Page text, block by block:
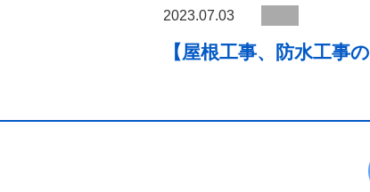
2023.07.03
【屋根工事、防水工事